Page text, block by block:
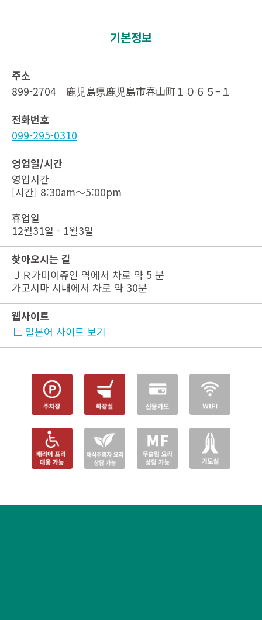
기본정보
주소
899-2704 鹿児島県鹿児島市春山町１０６５−１
전화번호
099-295-0310
영업일/시간
영업시간
[시간] 8:30am～5:00pm
휴업일
12월31일 - 1월3일
찾아오시는 길
ＪＲ가미이쥬인 역에서 차로 약 5 분
가고시마 시내에서 차로 약 30분
웹사이트
일본어 사이트 보기